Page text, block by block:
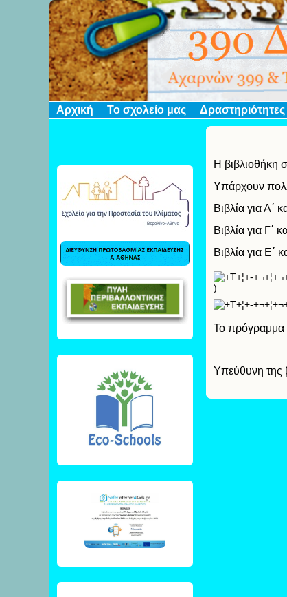
Αρχική Το σχολείο μας Δραστηριότητες
Η βιβλιοθήκη
Υπάρχουν
Βιβλία για Α΄
Βιβλία για Γ΄
Βιβλία για Ε΄
Το πρόγραμμα
Υπεύθυνη της